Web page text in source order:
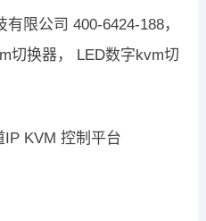
限公司 400-6424-188，
切换器， LED数字kvm切
IP KVM 控制平台